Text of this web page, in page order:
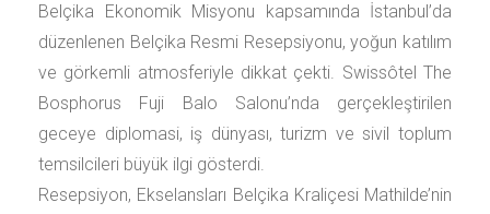
Belçika Ekonomik Misyonu kapsamında İstanbul’da
düzenlenen Belçika Resmi Resepsiyonu, yoğun katılım
ve görkemli atmosferiyle dikkat çekti. Swissôtel The
Bosphorus Fuji Balo Salonu’nda gerçekleştirilen
geceye diplomasi, iş dünyası, turizm ve sivil toplum
temsilcileri büyük ilgi gösterdi.
Resepsiyon, Ekselansları Belçika Kraliçesi Mathilde’nin